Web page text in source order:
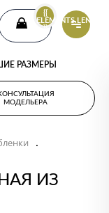
{{
ELEMENTS.LENGTH
}}
РАЗМЕРЫ
МОДЕЛЬЕРА
.
ИЗ